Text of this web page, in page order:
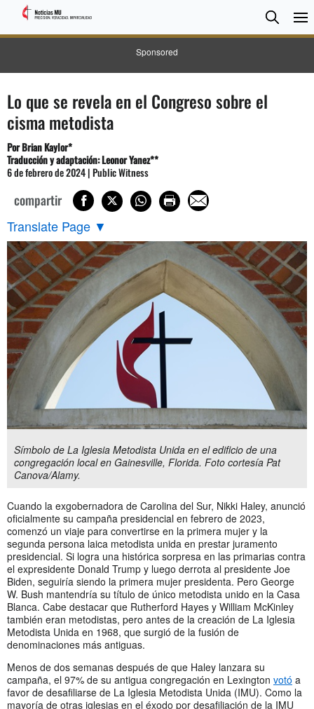
Sponsored
Search
Lo que se revela en el Congreso sobre el
cisma metodista
Por Brian Kaylor*
Traducción y adaptación: Leonor Yanez**
6 de febrero de 2024 | Public Witness
compartir
Translate Page ▼
Símbolo de La Iglesia Metodista Unida en el edificio de una
congregación local en Gainesville, Florida. Foto cortesía Pat
Canova/Alamy.
Cuando la exgobernadora de Carolina del Sur, Nikki Haley, anunció
oficialmente su campaña presidencial en febrero de 2023,
comenzó un viaje para convertirse en la primera mujer y la
segunda persona laica metodista unida en prestar juramento
presidencial. Si logra una histórica sorpresa en las primarias contra
el expresidente Donald Trump y luego derrota al presidente Joe
Biden, seguiría siendo la primera mujer presidenta. Pero George
W. Bush mantendría su título de único metodista unido en la Casa
Blanca. Cabe destacar que Rutherford Hayes y William McKinley
también eran metodistas, pero antes de la creación de La Iglesia
Metodista Unida en 1968, que surgió de la fusión de
denominaciones más antiguas.
Menos de dos semanas después de que Haley lanzara su
campaña, el 97% de su antigua congregación en Lexington votó a
favor de desafiliarse de La Iglesia Metodista Unida (IMU). Como la
mayoría de otras iglesias en el éxodo por desafiliación de la IMU